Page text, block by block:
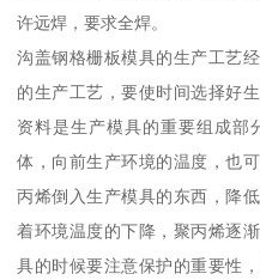
许远焊，要求全焊。
沟盖钢格栅板模具的生产工艺
的生产工艺，要使时间选择好
资料是生产模具的重要组成部
体，向前生产环境的温度，也
丙烯倒入生产模具的东西，降
着环境温度的下降，聚丙烯逐
具的时候要注意保护的重要性